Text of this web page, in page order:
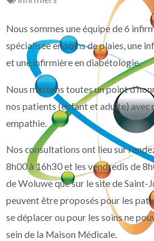
Nous sommes une équipe de 6
spécialisée en soins de plaies, une
et une infirmière en diabétologie.
Nous mettons toutes un point
nos patients (enfant et adulte) avec
empathie.
Nos consultations ont lieu sur
8h00 à 16h30 et les vendredis de
de Woluwe que sur le site de Saint-
peuvent être proposés pour les
se déplacer ou pour les soins ne
sein de la Maison Médicale.